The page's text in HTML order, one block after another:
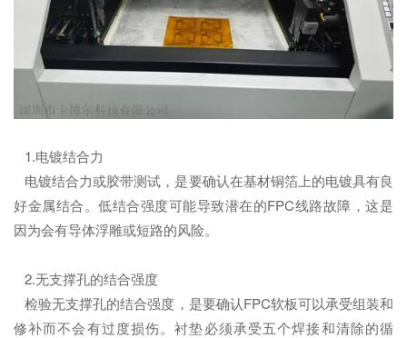
1.电镀结合力
电镀结合力或胶带测试，是要确认在基材铜箔上的电镀具有良
好金属结合。低结合强度可能导致潜在的FPC线路故障，这是
因为会有导体浮雕或短路的风险。
2.无支撑孔的结合强度
检验无支撑孔的结合强度，是要确认FPC软板可以承受组装和
修补而不会有过度损伤。衬垫必须承受五个焊接和清除的循